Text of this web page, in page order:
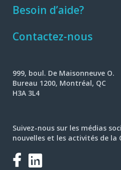
Besoin d’aide?
Contactez-nous
999, boul. De Maisonneuve O.
Bureau 1200, Montréal, QC
H3A 3L4
Suivez-nous sur les médias
nouvelles et les activités de la
Facebook
LinkedIn